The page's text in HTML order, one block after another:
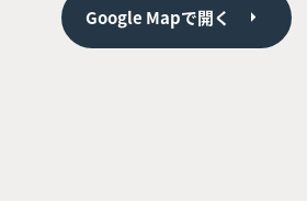
Google Mapで開く